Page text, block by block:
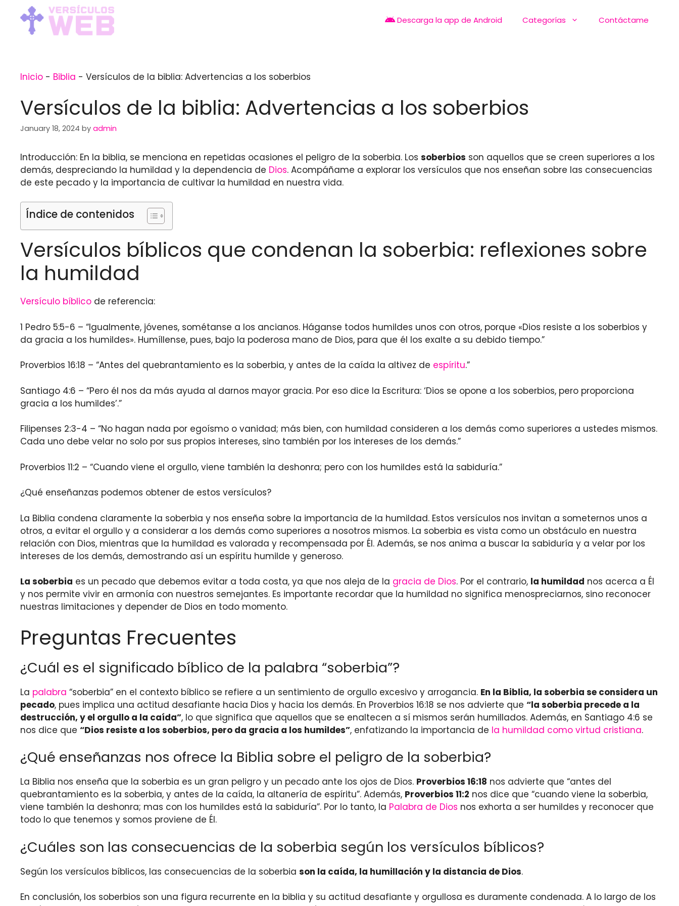
content
Descarga la app de Android Categorías Contáctame
Inicio - Biblia - Versículos de la biblia: Advertencias a los soberbios
Versículos de la biblia: Advertencias a los soberbios
January 18, 2024 by admin
Introducción: En la biblia, se menciona en repetidas ocasiones el peligro de la soberbia. Los soberbios son aquellos que se creen superiores a los
demás, despreciando la humildad y la dependencia de Dios. Acompáñame a explorar los versículos que nos enseñan sobre las consecuencias
de este pecado y la importancia de cultivar la humildad en nuestra vida.
Índice de contenidos
Versículos bíblicos que condenan la soberbia: reflexiones sobre
la humildad
Versículo bíblico de referencia:
1 Pedro 5:5-6 – “Igualmente, jóvenes, sométanse a los ancianos. Háganse todos humildes unos con otros, porque «Dios resiste a los soberbios y
da gracia a los humildes». Humíllense, pues, bajo la poderosa mano de Dios, para que él los exalte a su debido tiempo.”
Proverbios 16:18 – “Antes del quebrantamiento es la soberbia, y antes de la caída la altivez de espíritu.”
Santiago 4:6 – “Pero él nos da más ayuda al darnos mayor gracia. Por eso dice la Escritura: ‘Dios se opone a los soberbios, pero proporciona
gracia a los humildes’.”
Filipenses 2:3-4 – “No hagan nada por egoísmo o vanidad; más bien, con humildad consideren a los demás como superiores a ustedes mismos.
Cada uno debe velar no solo por sus propios intereses, sino también por los intereses de los demás.”
Proverbios 11:2 – “Cuando viene el orgullo, viene también la deshonra; pero con los humildes está la sabiduría.”
¿Qué enseñanzas podemos obtener de estos versículos?
La Biblia condena claramente la soberbia y nos enseña sobre la importancia de la humildad. Estos versículos nos invitan a someternos unos a
otros, a evitar el orgullo y a considerar a los demás como superiores a nosotros mismos. La soberbia es vista como un obstáculo en nuestra
relación con Dios, mientras que la humildad es valorada y recompensada por Él. Además, se nos anima a buscar la sabiduría y a velar por los
intereses de los demás, demostrando así un espíritu humilde y generoso.
La soberbia es un pecado que debemos evitar a toda costa, ya que nos aleja de la gracia de Dios. Por el contrario, la humildad nos acerca a Él
y nos permite vivir en armonía con nuestros semejantes. Es importante recordar que la humildad no significa menospreciarnos, sino reconocer
nuestras limitaciones y depender de Dios en todo momento.
Preguntas Frecuentes
¿Cuál es el significado bíblico de la palabra “soberbia”?
La palabra “soberbia” en el contexto bíblico se refiere a un sentimiento de orgullo excesivo y arrogancia. En la Biblia, la soberbia se considera un
pecado, pues implica una actitud desafiante hacia Dios y hacia los demás. En Proverbios 16:18 se nos advierte que “la soberbia precede a la
destrucción, y el orgullo a la caída”, lo que significa que aquellos que se enaltecen a sí mismos serán humillados. Además, en Santiago 4:6 se
nos dice que “Dios resiste a los soberbios, pero da gracia a los humildes”, enfatizando la importancia de la humildad como virtud cristiana.
¿Qué enseñanzas nos ofrece la Biblia sobre el peligro de la soberbia?
La Biblia nos enseña que la soberbia es un gran peligro y un pecado ante los ojos de Dios. Proverbios 16:18 nos advierte que “antes del
quebrantamiento es la soberbia, y antes de la caída, la altanería de espíritu”. Además, Proverbios 11:2 nos dice que “cuando viene la soberbia,
viene también la deshonra; mas con los humildes está la sabiduría”. Por lo tanto, la Palabra de Dios nos exhorta a ser humildes y reconocer que
todo lo que tenemos y somos proviene de Él.
¿Cuáles son las consecuencias de la soberbia según los versículos bíblicos?
Según los versículos bíblicos, las consecuencias de la soberbia son la caída, la humillación y la distancia de Dios.
En conclusión, los soberbios son una figura recurrente en la biblia y su actitud desafiante y orgullosa es duramente condenada. A lo largo de los